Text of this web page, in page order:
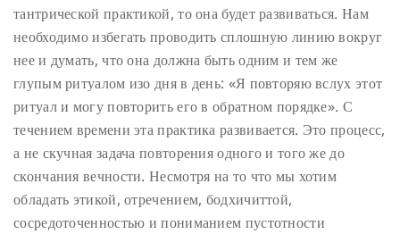
тантрической практикой, то она будет развиваться. Нам
необходимо избегать проводить сплошную линию вокруг
нее и думать, что она должна быть одним и тем же
глупым ритуалом изо дня в день: «Я повторяю вслух этот
ритуал и могу повторить его в обратном порядке». С
течением времени эта практика развивается. Это процесс,
а не скучная задача повторения одного и того же до
скончания вечности. Несмотря на то что мы хотим
обладать этикой, отречением, бодхичиттой,
сосредоточенностью и пониманием пустотности